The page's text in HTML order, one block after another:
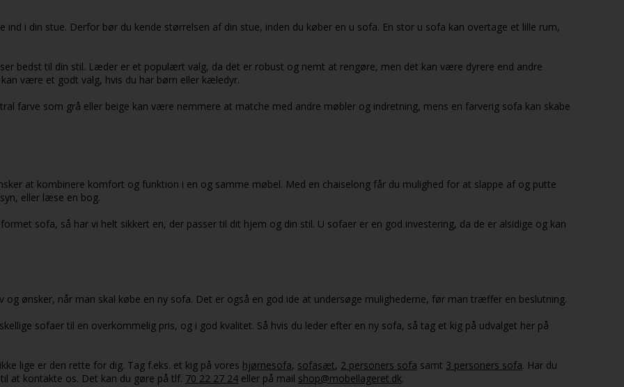
i din stue. Derfor bør du kende størrelsen af din stue, inden du køber en u sofa. En stor u sofa kan overtage et lille rum,
bedst til din stil. Læder er et populært valg, da det er robust og nemt at rengøre, men det kan være dyrere end andre
være et godt valg, hvis du har børn eller kæledyr.
farve som grå eller beige kan være nemmere at matche med andre møbler og indretning, mens en farverig sofa kan skabe
at kombinere komfort og funktion i en og samme møbel. Med en chaiselong får du mulighed for at slappe af og putte
eller læse en bog.
sofa, så har vi helt sikkert en, der passer til dit hjem og din stil. U sofaer er en god investering, da de er alsidige og kan
og ønsker, når man skal købe en ny sofa. Det er også en god ide at undersøge mulighederne, før man træffer en beslutning.
sofaer til en overkommelig pris, og i god kvalitet. Så hvis du leder efter en ny sofa, så tag et kig på udvalget her på
lige er den rette for dig. Tag f.eks. et kig på vores hjørnesofa, sofasæt, 2 personers sofa samt 3 personers sofa. Har du
at kontakte os. Det kan du gøre på tlf. 70 22 27 24 eller på mail shop@mobellageret.dk.